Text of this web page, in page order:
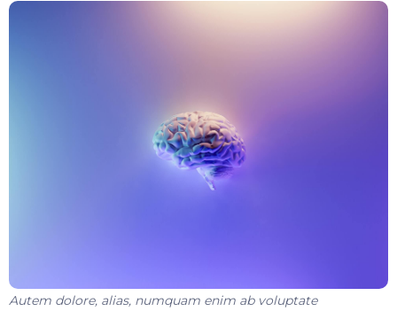
Autem dolore, alias, numquam enim ab voluptate